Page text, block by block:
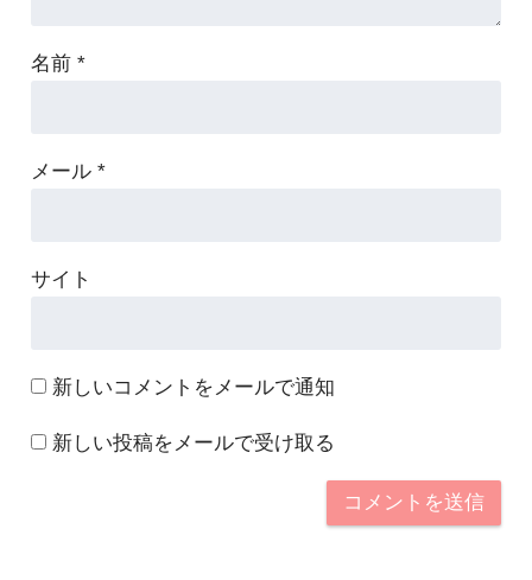
名前 *
メール *
サイト
新しいコメントをメールで通知
新しい投稿をメールで受け取る